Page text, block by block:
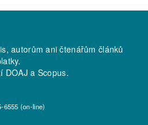
autorům ani čtenářům článků
DOAJ a Scopus.
6555 (on-line)